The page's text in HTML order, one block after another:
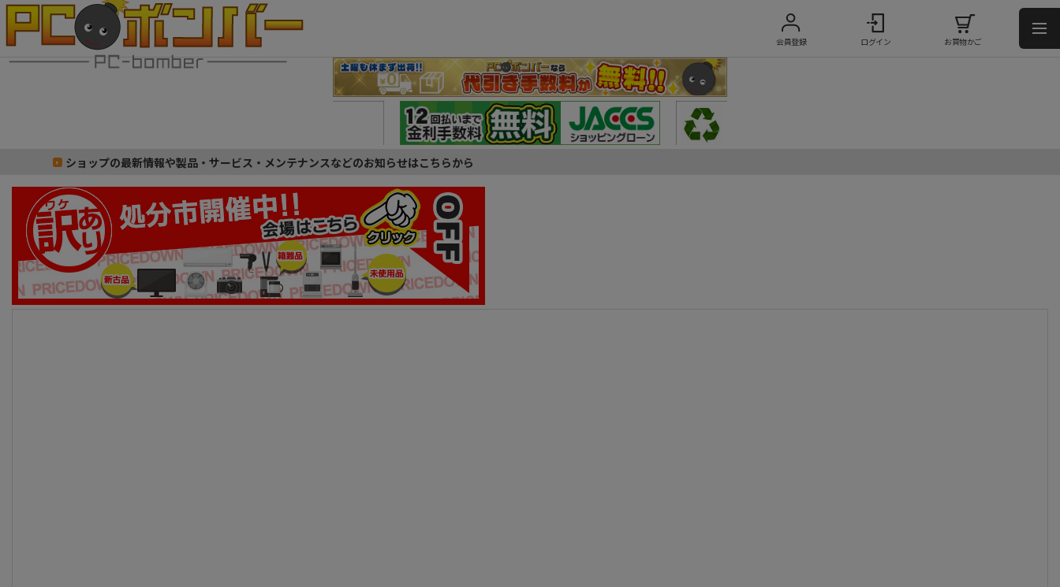
会員登録 ログイン お買物かご
ショップの最新情報や製品・サービス・メンテナンスなどのお知らせはこちらから